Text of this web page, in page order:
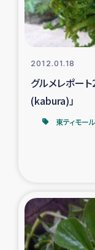
シリア
トル
インドネシア
ス
スリランカの
2012.01.18
グルメレポー
(kabura)」
東ティモール